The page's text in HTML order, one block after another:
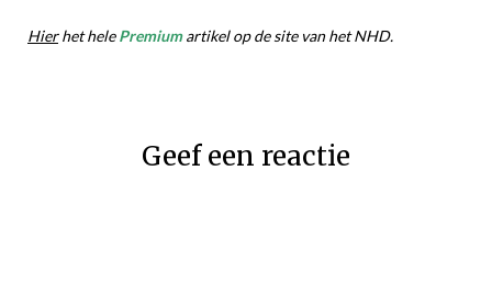
Hierhet helePremiumartikel op de site van het NHD.
Geef een reactie